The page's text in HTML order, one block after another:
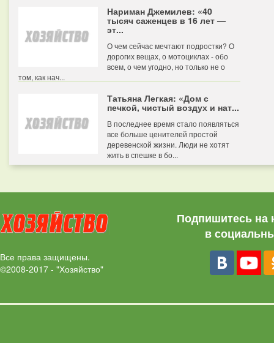
Нариман Джемилев: «40
тысяч саженцев в 16 лет —
эт...
О чем сейчас мечтают подростки? О
дорогих вещах, о мотоциклах - обо
всем, о чем угодно, но только не о
том, как нач...
Татьяна Легкая: «Дом с
печкой, чистый воздух и нат...
В последнее время стало появляться
все больше ценителей простой
деревенской жизни. Люди не хотят
жить в спешке в бо...
Все права защищены.
©2008-2017 - "Хозяйство"
Подпишитесь на
в